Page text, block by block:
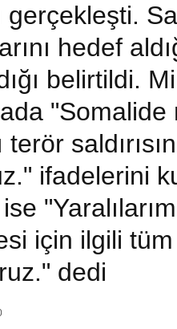
gerçekleşti.
hedef
belirtildi.
terör
ifadelerini
için ilgili
dedi